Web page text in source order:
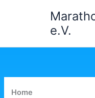
e.V.
Home